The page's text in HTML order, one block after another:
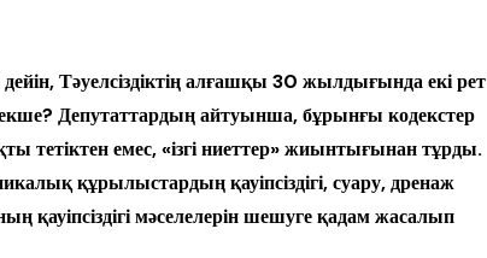
Тәуелсіздіктің алғашқы 30 жылдығында екі рет
Депутаттардың айтуынша, бұрынғы кодекстер
тетіктен емес, «ізгі ниеттер» жиынтығынан тұрды.
құрылыстардың қауіпсіздігі, суару, дренаж
қауіпсіздігі мәселелерін шешуге қадам жасалып